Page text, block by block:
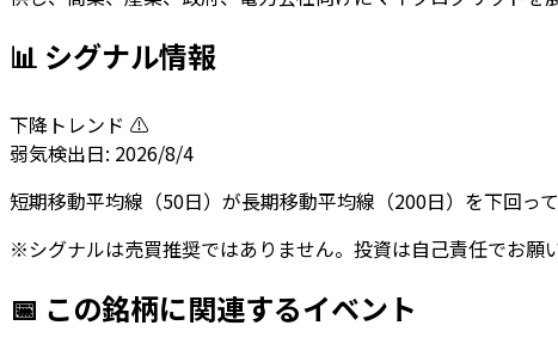
📊 シグナル情報
下降トレンド ⚠️
弱気検出日: 2026/8/4
短期移動平均線（50日）が長期移動平均線（200日）を下回っ
※シグナルは売買推奨ではありません。投資は自己責任でお願い
📅 この銘柄に関連するイベント